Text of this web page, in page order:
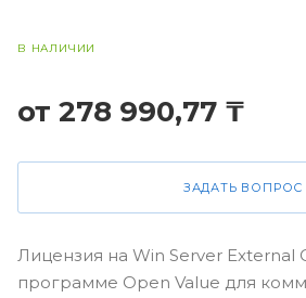
В НАЛИЧИИ
от 278 990,77 ₸
ЗАДАТЬ ВОПРОС
Лицензия на Win Server External
программе Open Value для